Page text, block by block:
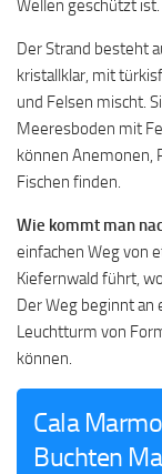
Wellen geschützt ist.
Der Strand besteht
kristallklar, mit
und Felsen mischt.
Meeresboden mit
können Anemonen,
Fischen finden.
Wie kommt man
einfachen Weg von
Kiefernwald führt,
Der Weg beginnt an
Leuchtturm von
können.
Cala
Buchten